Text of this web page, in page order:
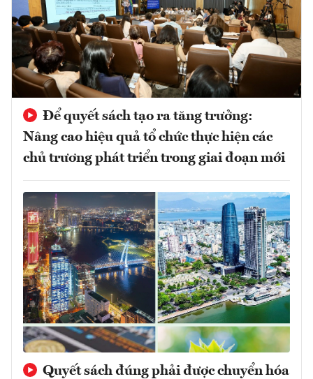
Để quyết sách tạo ra tăng trưởng:
Nâng cao hiệu quả tổ chức thực hiện các
chủ trương phát triển trong giai đoạn mới
Quyết sách đúng phải được chuyển hóa